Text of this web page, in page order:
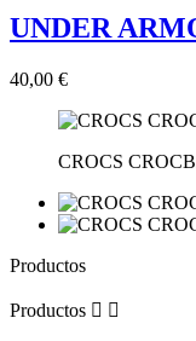
UNDER
40,00 €
CROCS
Productos
Productos  